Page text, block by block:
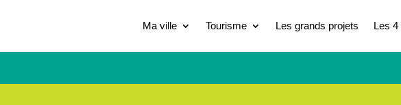
Ma ville Tourisme Les grands projets Les 4